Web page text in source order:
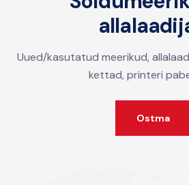
Uued/kasutatud meerikud,
kettad, printeri
Ostma